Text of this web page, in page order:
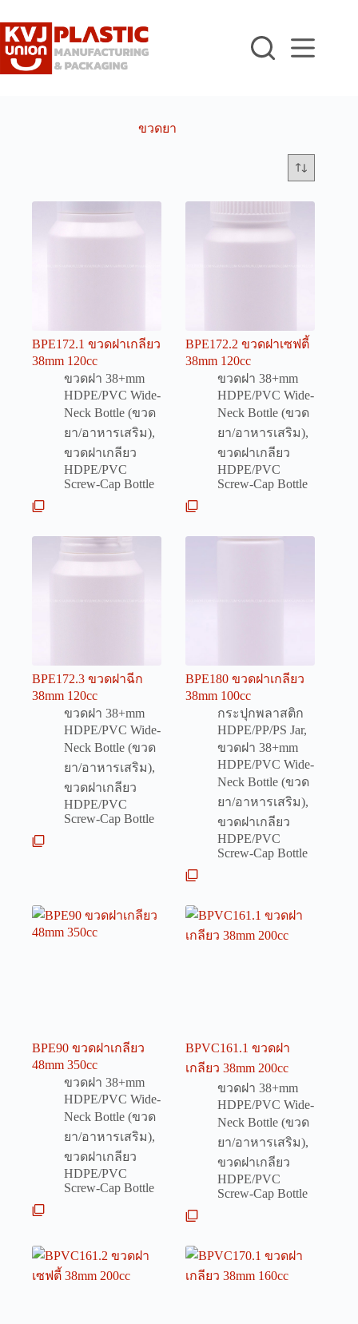
to
content
ขวดยา
BPE172.1 ขวดฝาเกลียว
38mm 120cc
ขวดฝา 38+mm
HDPE/PVC Wide-
Neck Bottle (ขวด
ยา/อาหารเสริม),
ขวดฝาเกลียว
HDPE/PVC
Screw-Cap Bottle
BPE172.2 ขวดฝาเซฟตี้
38mm 120cc
ขวดฝา 38+mm
HDPE/PVC Wide-
Neck Bottle (ขวด
ยา/อาหารเสริม),
ขวดฝาเกลียว
HDPE/PVC
Screw-Cap Bottle
BPE172.3 ขวดฝาฉีก
38mm 120cc
ขวดฝา 38+mm
HDPE/PVC Wide-
Neck Bottle (ขวด
ยา/อาหารเสริม),
ขวดฝาเกลียว
HDPE/PVC
Screw-Cap Bottle
BPE180 ขวดฝาเกลียว
38mm 100cc
กระปุกพลาสติก
HDPE/PP/PS Jar,
ขวดฝา 38+mm
HDPE/PVC Wide-
Neck Bottle (ขวด
ยา/อาหารเสริม),
ขวดฝาเกลียว
HDPE/PVC
Screw-Cap Bottle
BPE90 ขวดฝาเกลียว
48mm 350cc
ขวดฝา 38+mm
HDPE/PVC Wide-
Neck Bottle (ขวด
ยา/อาหารเสริม),
ขวดฝาเกลียว
HDPE/PVC
Screw-Cap Bottle
BPVC161.1 ขวดฝา
เกลียว 38mm 200cc
ขวดฝา 38+mm
HDPE/PVC Wide-
Neck Bottle (ขวด
ยา/อาหารเสริม),
ขวดฝาเกลียว
HDPE/PVC
Screw-Cap Bottle